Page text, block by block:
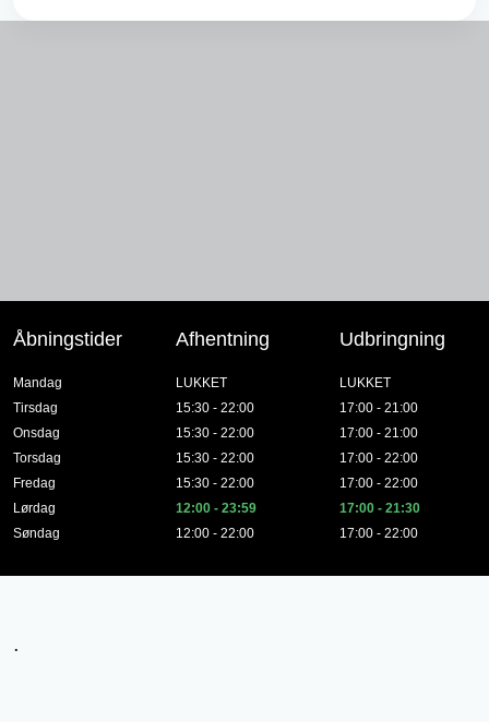
Åbningstider
Mandag
Tirsdag
Onsdag
Torsdag
Fredag
Lørdag
Søndag
Afhentning
LUKKET
15:30 - 22:00
15:30 - 22:00
15:30 - 22:00
15:30 - 22:00
12:00 - 23:59
12:00 - 22:00
Udbringning
LUKKET
17:00 - 21:00
17:00 - 21:00
17:00 - 22:00
17:00 - 22:00
17:00 - 21:30
17:00 - 22:00
.